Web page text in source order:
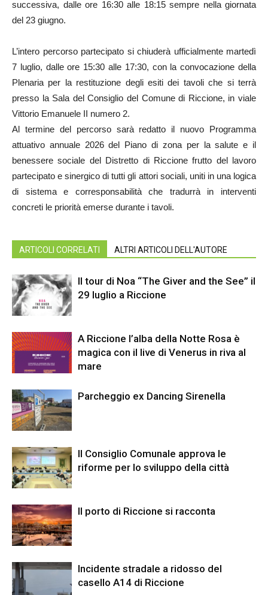
successiva, dalle ore 16:30 alle 18:15 sempre nella giornata
del 23 giugno.
L’intero percorso partecipato si chiuderà ufficialmente martedì
7 luglio, dalle ore 15:30 alle 17:30, con la convocazione della
Plenaria per la restituzione degli esiti dei tavoli che si terrà
presso la Sala del Consiglio del Comune di Riccione, in viale
Vittorio Emanuele II numero 2.
Al termine del percorso sarà redatto il nuovo Programma
attuativo annuale 2026 del Piano di zona per la salute e il
benessere sociale del Distretto di Riccione frutto del lavoro
partecipato e sinergico di tutti gli attori sociali, uniti in una logica
di sistema e corresponsabilità che tradurrà in interventi
concreti le priorità emerse durante i tavoli.
ARTICOLI CORRELATI ALTRI ARTICOLI DELL'AUTORE
Il tour di Noa “The Giver and the See” il
29 luglio a Riccione
A Riccione l’alba della Notte Rosa è
magica con il live di Venerus in riva al
mare
Parcheggio ex Dancing Sirenella
Il Consiglio Comunale approva le
riforme per lo sviluppo della città
Il porto di Riccione si racconta
​Incidente stradale a ridosso del
casello A14 di Riccione